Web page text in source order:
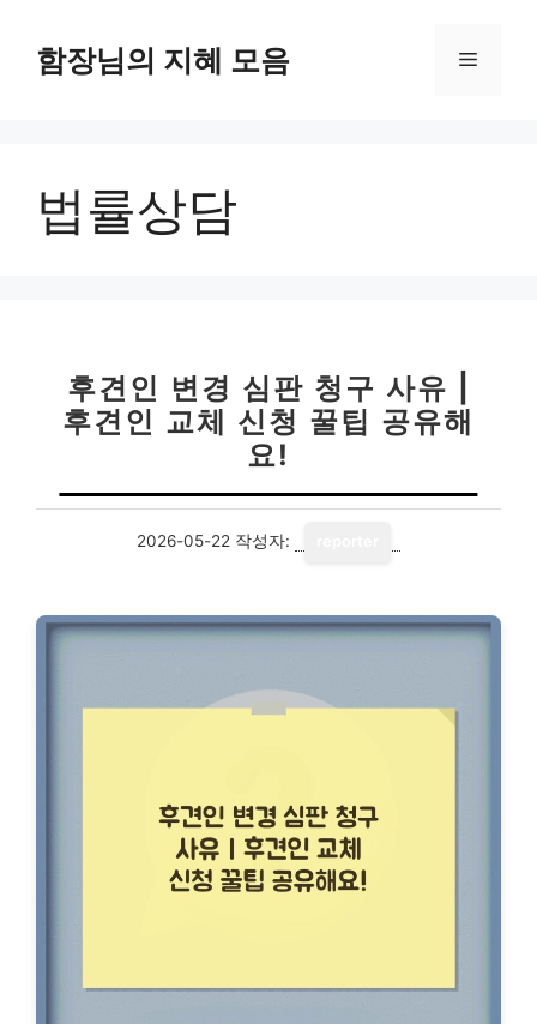
함장님의 지혜 모음 메
법률상담
후견인 변경 심판 청구 사유 |
후견인 교체 신청 꿀팁 공유해
요!
2026-05-22 작성자: